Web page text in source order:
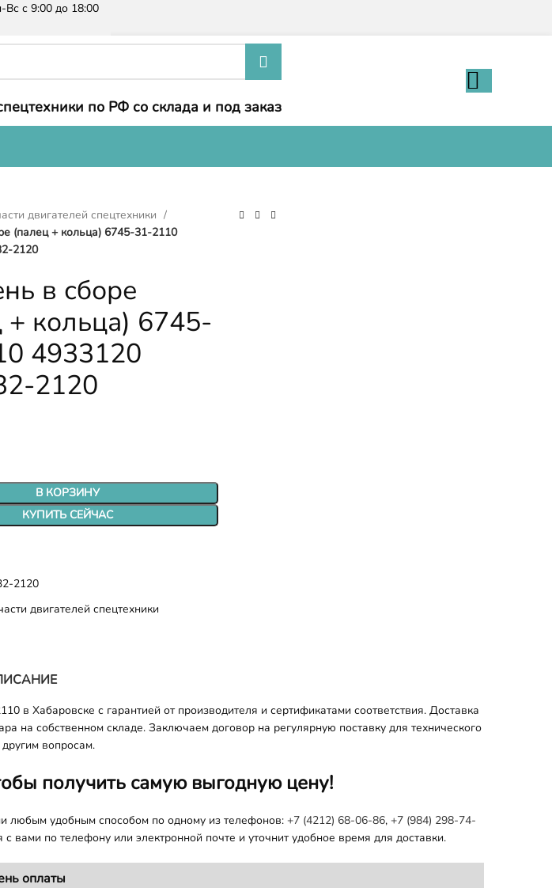
Вс с 9:00 до 18:00
по РФ со склада и под заказ
двигателей спецтехники
(палец + кольца) 6745-31-2110
2120
в сборе
+ кольца) 6745-
4933120
2120
В КОРЗИНУ
КУПИТЬ СЕЙЧАС
2120
двигателей спецтехники
в Хабаровске с гарантией от производителя и сертификатами соответствия. Доставка
на собственном складе. Заключаем договор на регулярную поставку для технического
вопросам.
получить самую выгодную цену!
любым удобным способом по одному из телефонов: +7 (4212) 68-06-86, +7 (984) 298-74-
вами по телефону или электронной почте и уточнит удобное время для доставки.
оплаты